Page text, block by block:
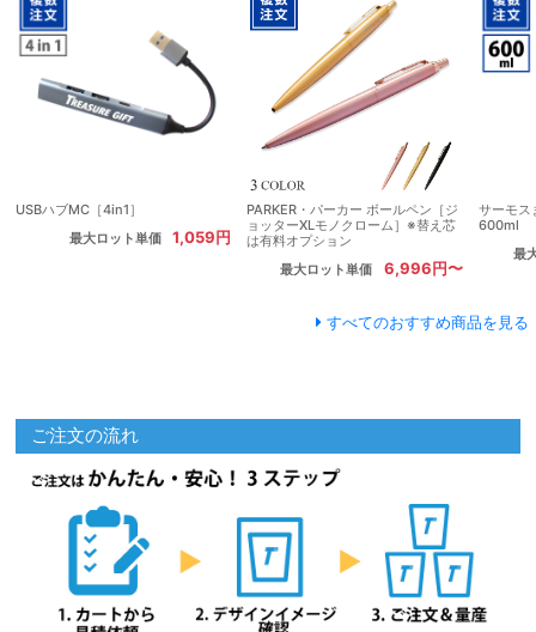
USBハブMC［4in1］
最大ロット単価
1,059円
PARKER・パーカー ボールペン［ジ
ョッターXLモノクローム］※替え芯
は有料オプション
最大ロット単価
6,996円〜
サーモス
600ml
最
すべてのおすすめ商品を見る
ご注文の流れ